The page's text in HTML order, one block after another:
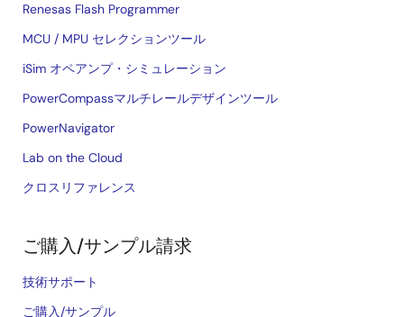
Renesas Flash Programmer
MCU / MPU セレクションツール
iSim オペアンプ・シミュレーション
PowerCompassマルチレールデザインツール
PowerNavigator
Lab on the Cloud
クロスリファレンス
ご購入/サンプル請求
技術サポート
ご購入/サンプル